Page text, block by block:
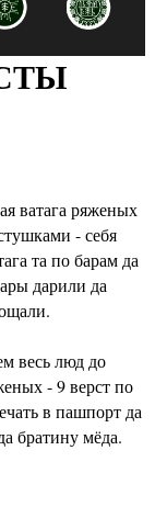
ватага ряженых
- себя
та по барам да
дарили да
весь люд до
- 9 верст по
в пашпорт да
братину мёда.